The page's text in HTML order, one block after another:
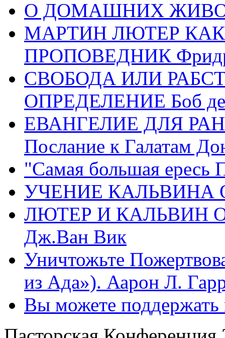
О ДОМАШНИХ
МАРТИН ЛЮТЕР
ПРОПОВЕДНИК
СВОБОДА ИЛИ
ОПРЕДЕЛЕНИЕ Боб де
ЕВАНГЕЛИЕ ДЛЯ
Послание к Галатам
"Самая большая ересь
УЧЕНИЕ КАЛЬВИНА
ЛЮТЕР И КАЛЬВИН
Дж.Ван Вик
Уничтожьте
из Ада»). Аарон Л.
Вы можете